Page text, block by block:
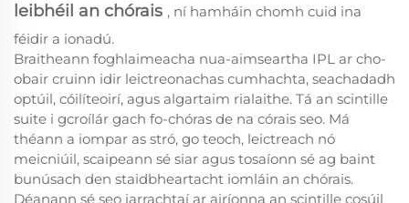
leibhéil an chórais , ní hamháin chomh cuid ina
féidir a ionadú.
Braitheann foghlaimeacha nua-aimseartha IPL ar cho-
obair cruinn idir leictreonachas cumhachta, seachadadh
optúil, cóilíteoirí, agus algartaim rialaithe. Tá an scintille
suite i gcroílár gach fo-chóras de na córais seo. Má
théann a iompar as stró, go teoch, leictreach nó
meicniúil, scaipeann sé siar agus tosaíonn sé ag baint
bunúsach den staidbheartacht iomláin an chórais.
Déanann sé seo iarrachtaí ar airíonna an scintille cosúil